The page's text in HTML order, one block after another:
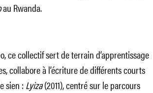
au Rwanda.
ce collectif sert de terrain d’apprentissage
collabore à l’écriture de différents courts
sien : Lyiza(2011), centré sur le parcours